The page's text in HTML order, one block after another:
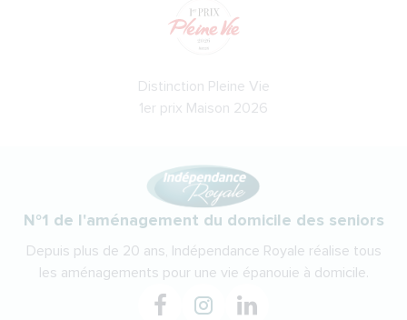
Distinction Pleine Vie
1er prix Maison 2026
N°1 de l'aménagement du domicile des seniors
Depuis plus de 20 ans, Indépendance Royale réalise tous
les aménagements pour une vie épanouie à domicile.